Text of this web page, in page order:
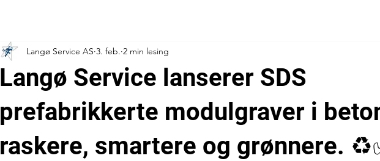
Langø Service lanserer SDS
prefabrikkerte modulgraver i
raskere, smartere og grønnere.
Langø Service AS 3. feb. 2 min lesing